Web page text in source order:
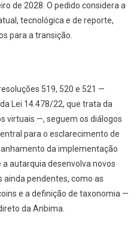
de 2028. O pedido considera a
tecnológica e de reporte,
para a transição.
519, 520 e 521 —
Lei 14.478/22, que trata da
virtuais —, seguem os diálogos
para o esclarecimento de
da implementação
autarquia desenvolva novos
pendentes, como as
e a definição de taxonomia —
da Anbima.